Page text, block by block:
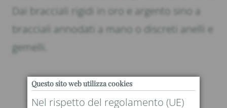
Dai bracciali rigidi in oro e argento sino a
bracciali annodati a mano o discreti anelli e
gemelli.
Questo sito web utilizza cookies
Nel rispetto del regolamento (UE)